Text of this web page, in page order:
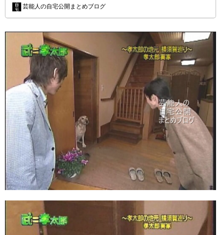
… 芸能人の自宅公開まとめブログ